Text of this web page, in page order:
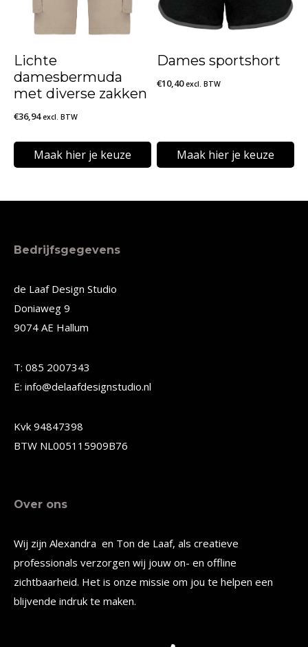
gekozen
worden
op
productpagina
Deze
optie
gekozen
worden
productpagina
Lichte
damesbermuda
met diverse zakken
€36,94 excl. BTW
Maak hier je keuze
product
meerdere
Deze
optie
kan
worden
de
productpagina
Dames sportshort
€10,40 excl. BTW
Maak hier je keuze
product
Bedrijfsgegevens
de Laaf Design Studio
Doniaweg 9
9074 AE Hallum
T: 085 2007343
E: info@delaafdesignstudio.nl
Kvk 94847398
BTW NL005115909B76
Over ons
Wij zijn Alexandra en Ton de Laaf, als creatieve
professionals verzorgen wij jouw on- en offline
zichtbaarheid. Het is onze missie om jou te helpen een
blijvende indruk te maken.